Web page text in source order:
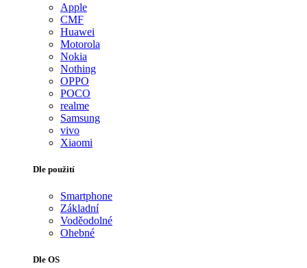
Apple
CMF
Huawei
Motorola
Nokia
Nothing
OPPO
POCO
realme
Samsung
vivo
Xiaomi
Dle použití
Smartphone
Základní
Voděodolné
Ohebné
Dle OS